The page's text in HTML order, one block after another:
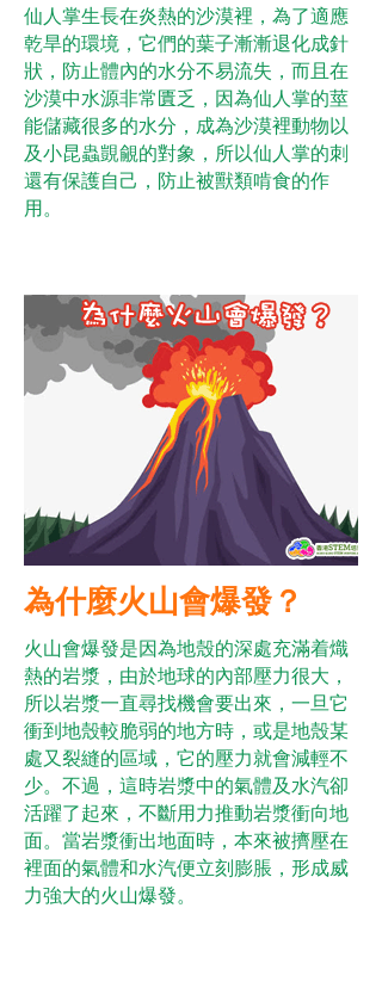
仙人掌生長在炎熱的沙漠裡，為了適應
乾旱的環境，它們的葉子漸漸退化成針
狀，防止體內的水分不易流失，而且在
沙漠中水源非常匱乏，因為仙人掌的莖
能儲藏很多的水分，成為沙漠裡動物以
及小昆蟲覬覦的對象，所以仙人掌的刺
還有保護自己，防止被獸類啃食的作
用。
為什麼火山會爆發？
火山會爆發是因為地殼的深處充滿着熾
熱的岩漿，由於地球的內部壓力很大，
所以岩漿一直尋找機會要出來，一旦它
衝到地殼較脆弱的地方時，或是地殼某
處又裂縫的區域，它的壓力就會減輕不
少。不過，這時岩漿中的氣體及水汽卻
活躍了起來，不斷用力推動岩漿衝向地
面。當岩漿衝出地面時，本來被擠壓在
裡面的氣體和水汽便立刻膨脹，形成威
力強大的火山爆發。